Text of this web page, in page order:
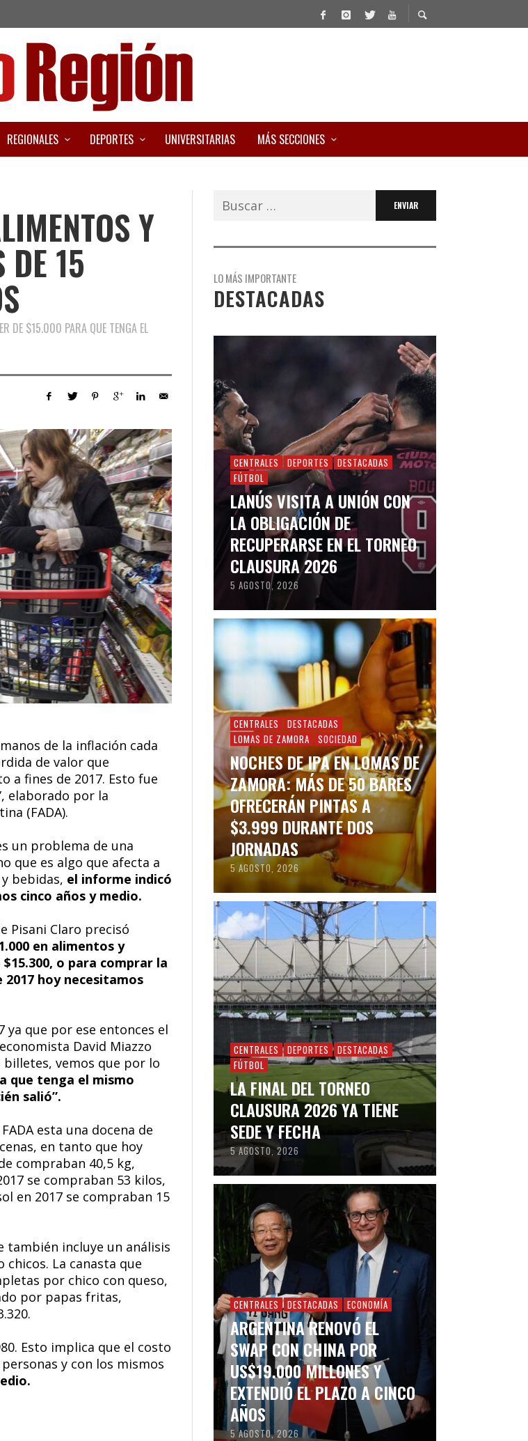
REGIONALES DEPORTES UNIVERSITARIAS MÁS SECCIONES
Y
DE 15
DE $15.000 PARA QUE TENGA EL
de la inflación cada
de valor que
a fines de 2017. Esto fue
elaborado por la
(FADA).
un problema de una
que es algo que afecta a
bebidas, el informe indicó
cinco años y medio.
Pisani Claro precisó
en alimentos y
o para comprar la
2017 hoy necesitamos
ya que por ese entonces el
David Miazzo
billetes, vemos que por lo
que tenga el mismo
salió”.
esta una docena de
en tanto que hoy
compraban 40,5 kg,
se compraban 53 kilos,
en 2017 se compraban 15
también incluye un análisis
La canasta que
por chico con queso,
por papas fritas,
Esto implica que el costo
y con los mismos
Buscar:
LO MÁS IMPORTANTE
DESTACADAS
CENTRALES DEPORTES
DESTACADAS
FÚTBOL
LANÚS VISITA A UNIÓN CON
LA OBLIGACIÓN DE
RECUPERARSE EN EL TORNEO
CLAUSURA 2026
5 AGOSTO, 2026
CENTRALES
DESTACADAS
LOMAS DE ZAMORA
SOCIEDAD
NOCHES DE IPA EN LOMAS DE
ZAMORA: MÁS DE 50 BARES
OFRECERÁN PINTAS A
$3.999 DURANTE DOS
JORNADAS
5 AGOSTO, 2026
CENTRALES DEPORTES
DESTACADAS
FÚTBOL
LA FINAL DEL TORNEO
CLAUSURA 2026 YA TIENE
SEDE Y FECHA
5 AGOSTO, 2026
CENTRALES DESTACADAS ECONOMÍA
ARGENTINA RENOVÓ EL
SWAP CON CHINA POR
US$19.000 MILLONES Y
EXTENDIÓ EL PLAZO A CINCO
AÑOS
5 AGOSTO, 2026